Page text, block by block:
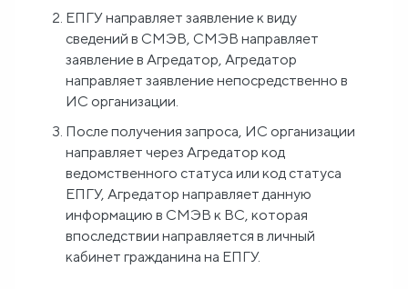
ЕПГУ направляет заявление к виду
сведений в СМЭВ, СМЭВ направляет
заявление в Агредатор, Агредатор
направляет заявление непосредственно в
ИС организации.
После получения запроса, ИС организации
направляет через Агредатор код
ведомственного статуса или код статуса
ЕПГУ, Агредатор направляет данную
информацию в СМЭВ к ВС, которая
впоследствии направляется в личный
кабинет гражданина на ЕПГУ.